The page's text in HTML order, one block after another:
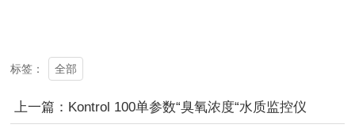
标签： 全部
上一篇：Kontrol 100单参数“臭氧浓度“水质监控仪